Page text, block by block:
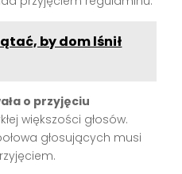
by dom lśnił
o przyjęciu
większości głosów.
głosujących musi